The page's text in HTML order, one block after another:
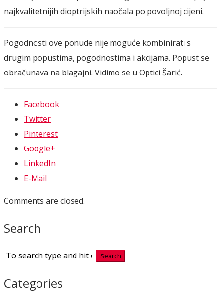
najkvalitetnijih dioptrijskih naočala po povoljnoj cijeni.
Pogodnosti ove ponude nije moguće kombinirati s
drugim popustima, pogodnostima i akcijama. Popust se
obračunava na blagajni. Vidimo se u Optici Šarić.
Facebook
Twitter
Pinterest
Google+
LinkedIn
E-Mail
Comments are closed.
Search
Categories